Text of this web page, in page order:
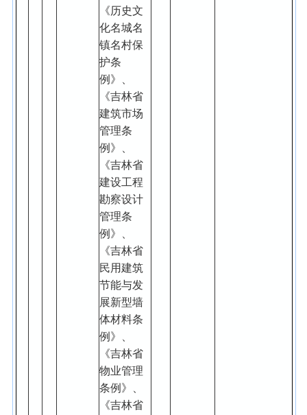
《历史文
化名城名
镇名村保
护条
例》、
《吉林省
建筑市场
管理条
例》、
《吉林省
建设工程
勘察设计
管理条
例》、
《吉林省
民用建筑
节能与发
展新型墙
体材料条
例》、
《吉林省
物业管理
条例》、
《吉林省